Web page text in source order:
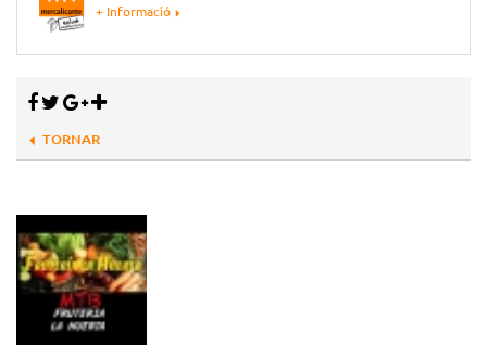
+ Informació
TORNAR